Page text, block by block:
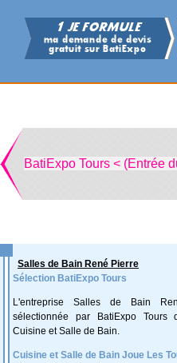
BatiExpo Tours < (Entrée
Salles de Bain René Pierre
Sélection BatiExpo Tours
L'entreprise Salles de Bain
sélectionnée par BatiExpo Tours
Cuisine et Salle de Bain.
Cuisine et Salle de Bain Joue Les